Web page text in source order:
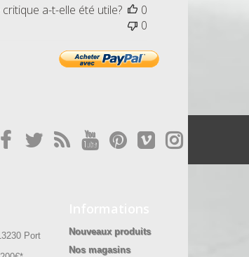
a-t-elle été utile?
0
0
Port
Nouveaux produits
Nos magasins